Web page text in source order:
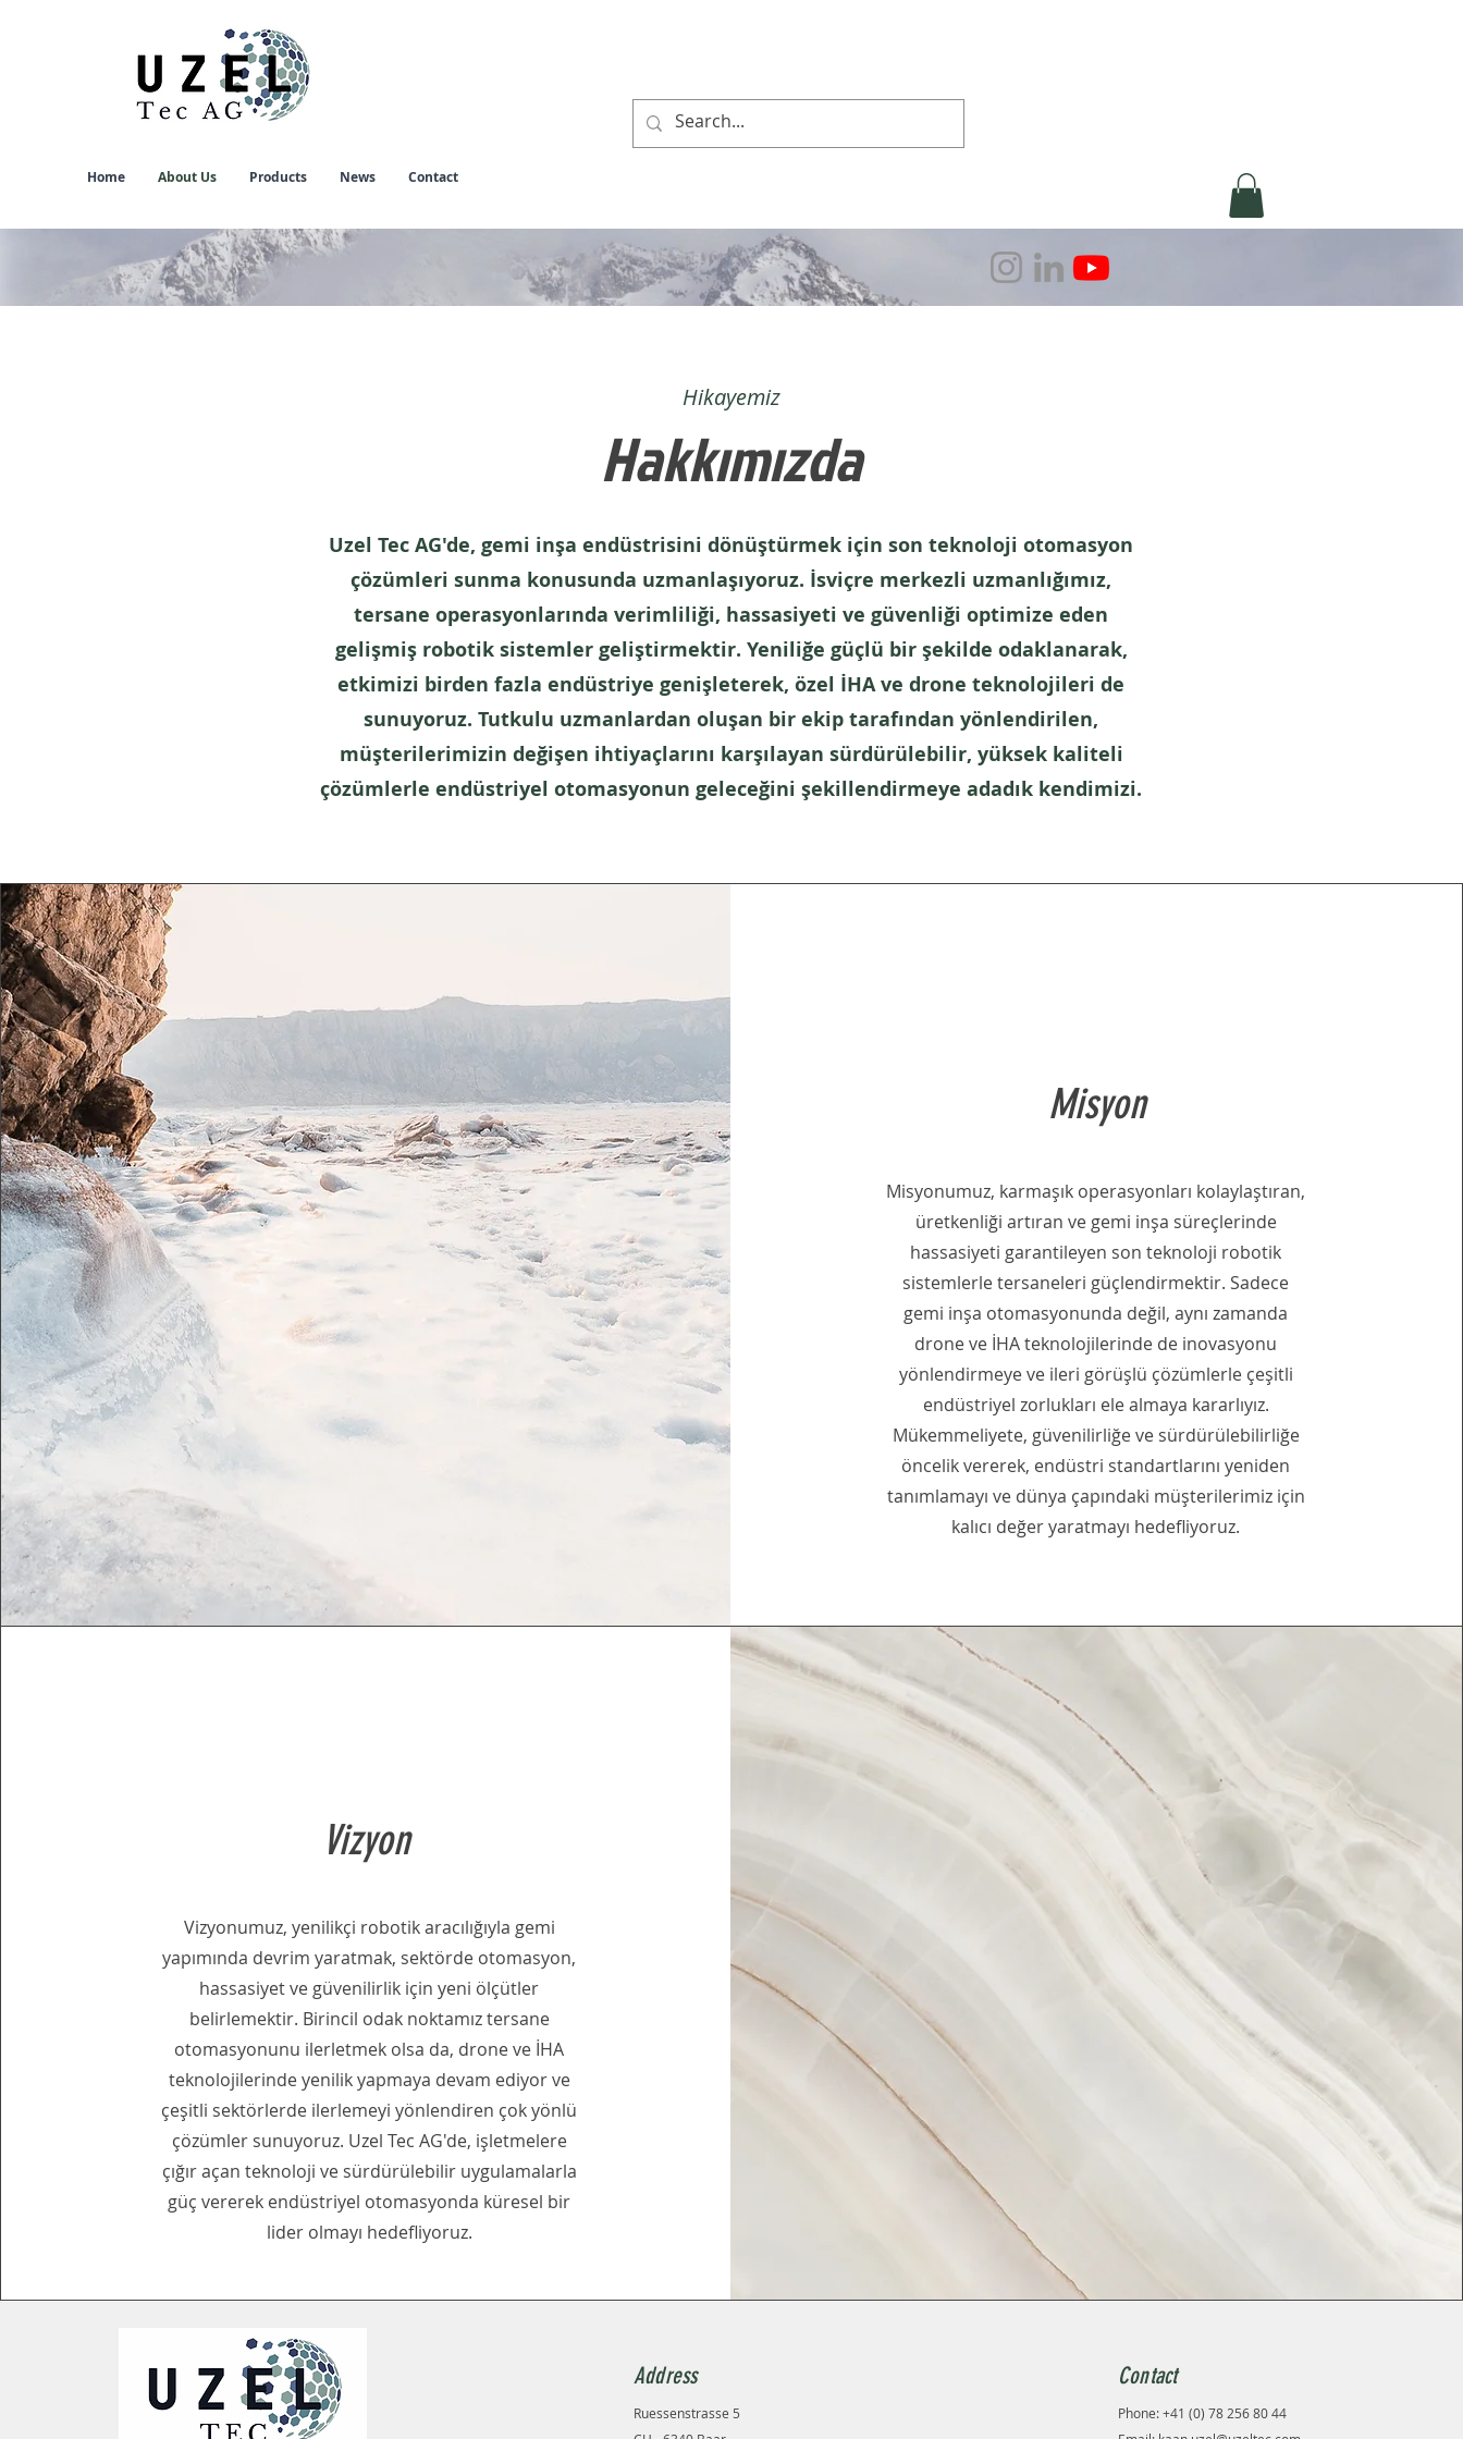
Home About Us Products News Contact
Hikayemiz
Hakkımızda
Uzel Tec AG'de, gemi inşa endüstrisini dönüştürmek için son teknoloji otomasyon
çözümleri sunma konusunda uzmanlaşıyoruz. İsviçre merkezli uzmanlığımız,
tersane operasyonlarında verimliliği, hassasiyeti ve güvenliği optimize eden
gelişmiş robotik sistemler geliştirmektir. Yeniliğe güçlü bir şekilde odaklanarak,
etkimizi birden fazla endüstriye genişleterek, özel İHA ve drone teknolojileri de
sunuyoruz. Tutkulu uzmanlardan oluşan bir ekip tarafından yönlendirilen,
müşterilerimizin değişen ihtiyaçlarını karşılayan sürdürülebilir, yüksek kaliteli
çözümlerle endüstriyel otomasyonun geleceğini şekillendirmeye adadık kendimizi.
Misyon
Misyonumuz, karmaşık operasyonları kolaylaştıran,
üretkenliği artıran ve gemi inşa süreçlerinde
hassasiyeti garantileyen son teknoloji robotik
sistemlerle tersaneleri güçlendirmektir. Sadece
gemi inşa otomasyonunda değil, aynı zamanda
drone ve İHA teknolojilerinde de inovasyonu
yönlendirmeye ve ileri görüşlü çözümlerle çeşitli
endüstriyel zorlukları ele almaya kararlıyız.
Mükemmeliyete, güvenilirliğe ve sürdürülebilirliğe
öncelik vererek, endüstri standartlarını yeniden
tanımlamayı ve dünya çapındaki müşterilerimiz için
kalıcı değer yaratmayı hedefliyoruz.
Vizyon
Vizyonumuz, yenilikçi robotik aracılığıyla gemi
yapımında devrim yaratmak, sektörde otomasyon,
hassasiyet ve güvenilirlik için yeni ölçütler
belirlemektir. Birincil odak noktamız tersane
otomasyonunu ilerletmek olsa da, drone ve İHA
teknolojilerinde yenilik yapmaya devam ediyor ve
çeşitli sektörlerde ilerlemeyi yönlendiren çok yönlü
çözümler sunuyoruz. Uzel Tec AG'de, işletmelere
çığır açan teknoloji ve sürdürülebilir uygulamalarla
güç vererek endüstriyel otomasyonda küresel bir
lider olmayı hedefliyoruz.
Address
Ruessenstrasse 5
Contact
Phone: +41 (0) 78 256 80 44